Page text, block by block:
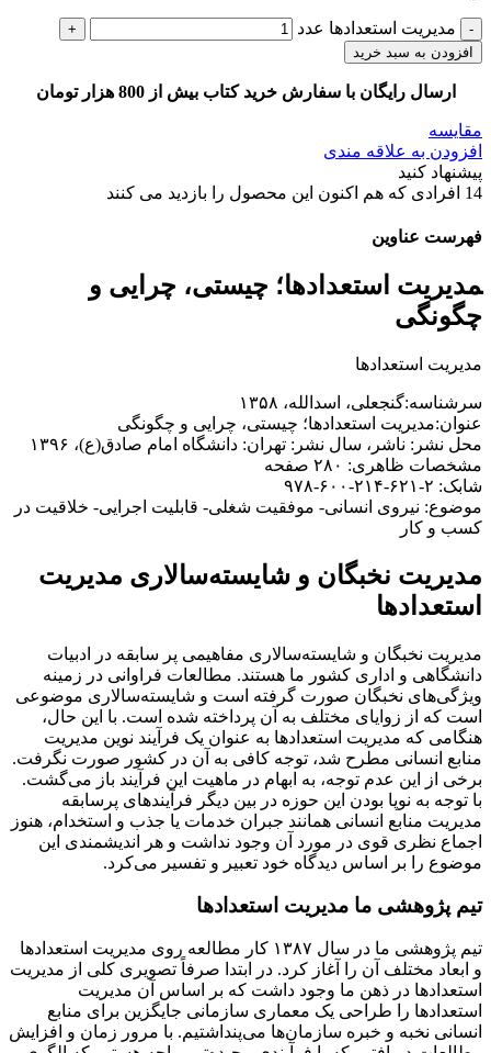
مدیریت استعدادها عدد
افزودن به سبد خرید
ارسال رایگان با سفارش خرید کتاب بیش از 800 هزار تومان
مقایسه
افزودن به علاقه مندی
پیشنهاد کنید
14 افرادی که هم اکنون این محصول را بازدید می کنند
فهرست عناوین
‍‍‍‍‍مدیریت استعدادها؛ چیستی، چرایی و
چگونگی
مدیریت استعدادها
سرشناسه:گنجعلی، اسدالله، ۱۳۵۸
عنوان:مدیریت استعدادها؛ چیستی، چرایی و چگونگی
محل نشر: ناشر، سال نشر: تهران: دانشگاه امام صادق(ع)، ۱۳۹۶
مشخصات ظاهری: ۲۸۰ صفحه
شابک: ۲-۶۲۱-۲۱۴-۶۰۰-۹۷۸
موضوع: نیروی انسانی- موفقیت شغلی- قابلیت اجرایی- خلاقیت در
کسب و کار
مدیریت نخبگان و شایسته‌سالاری مدیریت
استعدادها
مدیریت نخبگان و شایسته‌سالاری مفاهیمی پر سابقه در ادبیات
دانشگاهی و اداری کشور ما هستند. مطالعات فراوانی در زمینه
ویژگی‌های نخبگان صورت گرفته است و شایسته‌سالاری موضوعی
است که از زوایای مختلف به آن پرداخته شده است. با این حال،
هنگامی که مدیریت استعدادها به عنوان یک فرآیند نوین مدیریت
منابع انسانی مطرح شد، توجه کافی به آن در کشور صورت نگرفت.
برخی از این عدم توجه، به ابهام در ماهیت این فرآیند باز می‌گشت.
با توجه به نوپا بودن این حوزه در بین دیگر فرآیندهای پرسابقه
مدیریت منابع انسانی همانند جبران خدمات یا جذب و استخدام، هنوز
اجماع نظری قوی در مورد آن وجود نداشت و هر اندیشمندی این
موضوع را بر اساس دیدگاه خود تعبیر و تفسیر می‌کرد.
تیم پژوهشی ما مدیریت استعدادها
تیم پژوهشی ما در سال ۱۳۸۷ کار مطالعه روی مدیریت استعدادها
و ابعاد مختلف آن را آغاز کرد. در ابتدا صرفاً تصویری کلی از مدیریت
استعدادها در ذهن ما وجود داشت که بر اساس آن مدیریت
استعدادها را طراحی یک معماری سازمانی جایگزین برای منابع
انسانی نخبه و خبره سازمان‌ها می‌پنداشتیم. با مرور زمان و افزایش